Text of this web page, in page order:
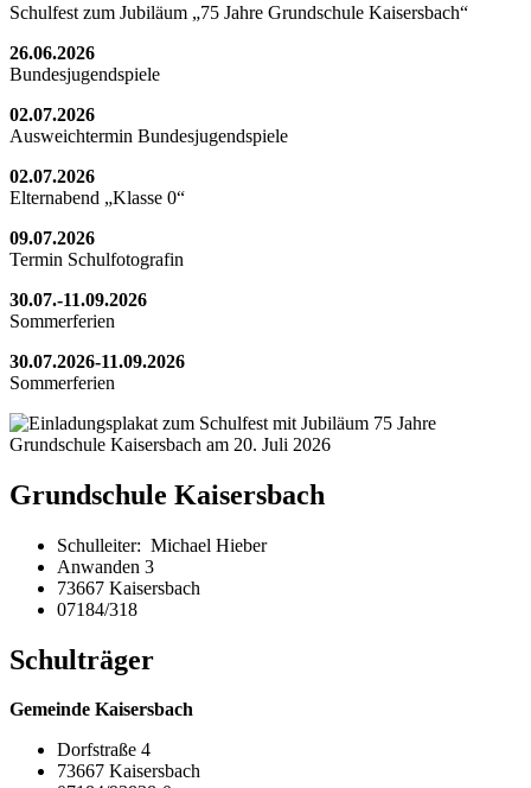
Schulfest zum Jubiläum „75 Jahre Grundschule Kaisersbach“
26.06.2026
Bundesjugendspiele
02.07.2026
Ausweichtermin Bundesjugendspiele
02.07.2026
Elternabend „Klasse 0“
09.07.2026
Termin Schulfotografin
30.07.-11.09.2026
Sommerferien
30.07.2026-11.09.2026
Sommerferien
Grundschule Kaisersbach
Schulleiter: Michael Hieber
Anwanden 3
73667 Kaisersbach
07184/318
Schulträger
Gemeinde Kaisersbach
Dorfstraße 4
73667 Kaisersbach